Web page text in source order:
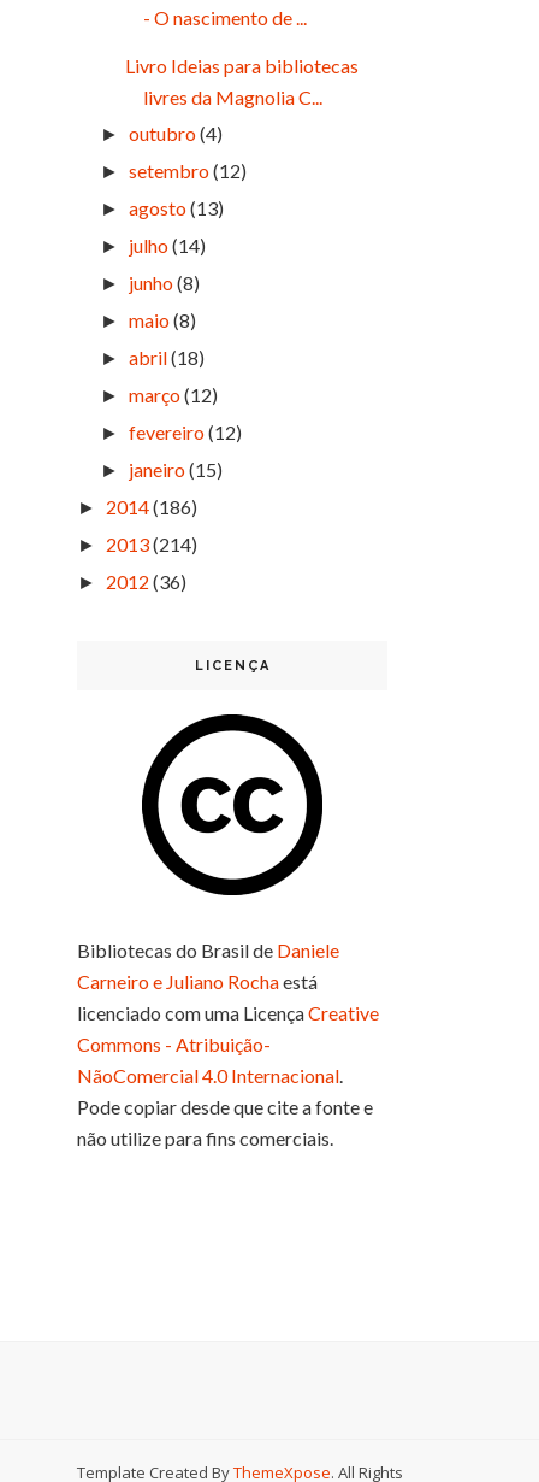
- O nascimento de ...
Livro Ideias para bibliotecas
livres da Magnolia C...
►outubro(4)
►setembro(12)
►agosto(13)
► julho(14)
► junho(8)
►maio(8)
►abril(18)
►março(12)
►fevereiro(12)
► janeiro(15)
► 2014(186)
► 2013(214)
► 2012 (36)
LICENÇA
Bibliotecas do Brasilde Daniele
Carneiro e Juliano Rochaestá
licenciado com uma LicençaCreative
Commons - Atribuição-
NãoComercial 4.0 Internacional.
Pode copiar desde que cite a fonte e
não utilize para fins comerciais.
Template Created ByThemeXpose. All Rights